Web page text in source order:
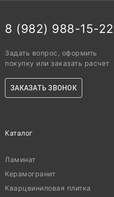
8 (982) 988-15-22
Задать вопрос, оформить
покупку или заказать расчет
ЗАКАЗАТЬ ЗВОНОК
Каталог
Ламинат
Керамогранит
Кварцвиниловая плитка